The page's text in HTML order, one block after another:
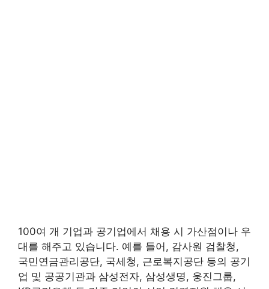
100여 개 기업과 공기업에서 채용 시 가산점이나 우
대를 해주고 있습니다. 예를 들어, 감사원 검찰청,
국민연금관리공단, 국세청, 근로복지공단 등의 공기
업 및 공공기관과 삼성전자, 삼성생명, 웅진그룹,